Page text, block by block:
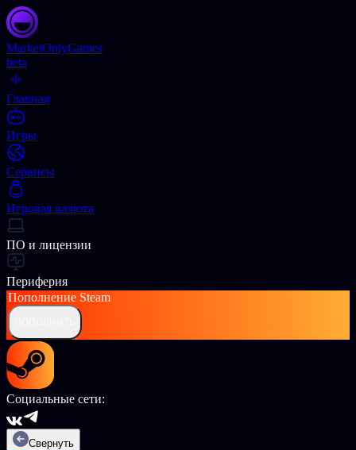
MarketOnlyGames
beta
Главная
Игры
Сервисы
Игровая валюта
ПО и лицензии
Периферия
Пополнение Steam
Социальные сети:
Свернуть